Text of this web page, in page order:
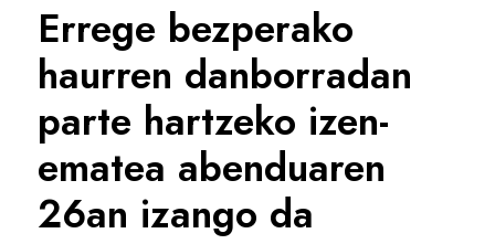
Errege bezperako
haurren danborradan
parte hartzeko izen-
ematea abenduaren
26an izango da